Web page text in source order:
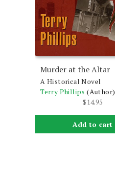
Murder at the Altar
A Historical Novel
Terry Phillips (Author)
$14.95
Add to cart